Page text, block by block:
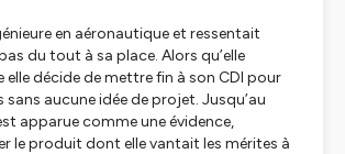
en aéronautique et ressentait
du tout à sa place. Alors qu’elle
décide de mettre fin à son CDI pour
sans aucune idée de projet. Jusqu’au
apparue comme une évidence,
le produit dont elle vantait les mérites à